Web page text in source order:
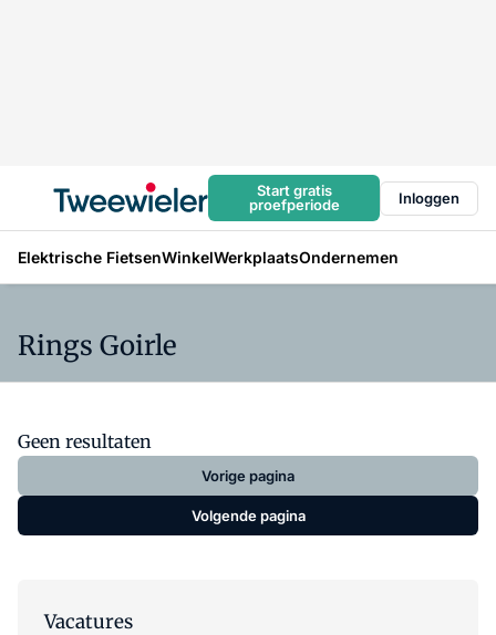
Start gratis
proefperiode
Inloggen
Elektrische FietsenWinkelWerkplaatsOndernemen
Rings Goirle
Geen resultaten
Vorige pagina
Volgende pagina
Vacatures